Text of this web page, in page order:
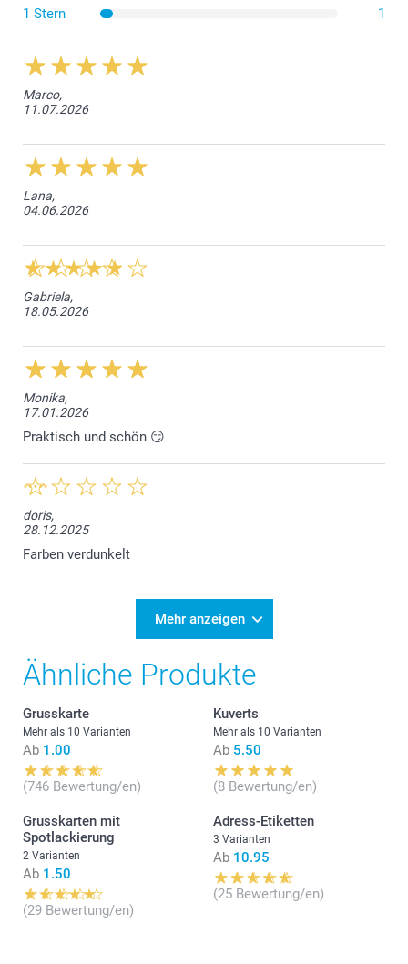
1 Stern
1
Marco,
11.07.2026
Lana,
04.06.2026
Gabriela,
18.05.2026
Monika,
17.01.2026
Praktisch und schön 😏
doris,
28.12.2025
Farben verdunkelt
Mehr anzeigen
Ähnliche Produkte
Grusskarte
Mehr als 10 Varianten
Ab 1.00
(746 Bewertung/en)
Kuverts
Mehr als 10 Varianten
Ab 5.50
(8 Bewertung/en)
Grusskarten mit
Spotlackierung
2 Varianten
Ab 1.50
(29 Bewertung/en)
Adress-Etiketten
3 Varianten
Ab 10.95
(25 Bewertung/en)